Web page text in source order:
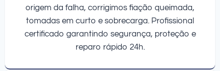
origem da falha, corrigimos fiação queimada,
tomadas em curto e sobrecarga. Profissional
certificado garantindo segurança, proteção e
reparo rápido 24h.